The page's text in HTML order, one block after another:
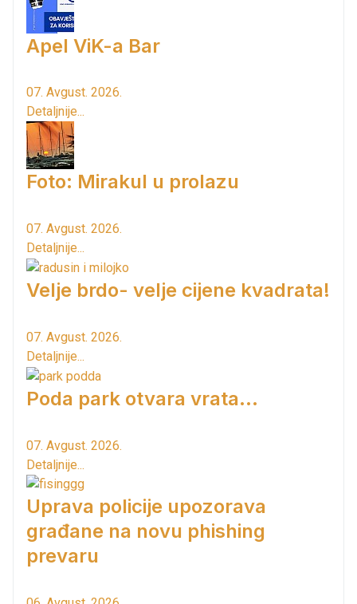
Apel ViK-a Bar
07. Avgust. 2026.
Detaljnije...
Foto: Mirakul u prolazu
07. Avgust. 2026.
Detaljnije...
Velje brdo- velje cijene kvadrata!
07. Avgust. 2026.
Detaljnije...
Poda park otvara vrata...
07. Avgust. 2026.
Detaljnije...
Uprava policije upozorava
građane na novu phishing
prevaru